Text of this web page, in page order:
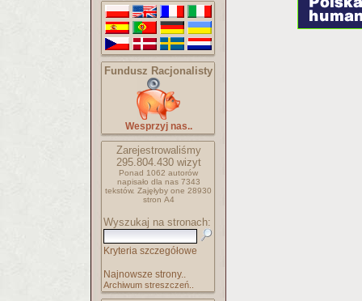
Fundusz Racjonalisty
Wesprzyj nas..
Zarejestrowaliśmy
295.804.430wizyt
Ponad 1062 autorów
napisało dla nas 7343
tekstów. Zajęłyby one 28930
stron A4
Wyszukaj na stronach:
Kryteria szczegółowe
Najnowsze strony..
Archiwum streszczeń..